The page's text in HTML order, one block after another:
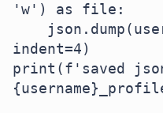
'w') as file:
indent=4)
print(f'saved